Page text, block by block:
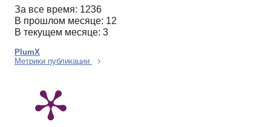
За все время: 1236
В прошлом месяце: 12
В текущем месяце: 3
PlumX
Метрики публикации